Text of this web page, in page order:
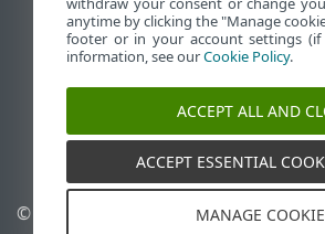
Ver site para desktop
End of Life
Base de conhecimento ESET
Fórum ESET
ESET Status Portal
Suporte regional
© 1992 - 2026 ESET, spol. s
anytime by clicking the "Manage
footer or in your account settings (if
information, see ourCookie Policy.
ACCEPT ALL AND
ACCEPT ESSENTIAL
MANAGE